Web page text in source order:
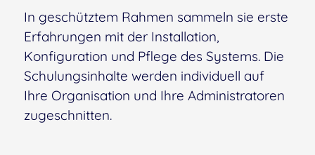
In geschütztem Rahmen sammeln sie erste
Erfahrungen mit der Installation,
Konfiguration und Pflege des Systems. Die
Schulungsinhalte werden individuell auf
Ihre Organisation und Ihre Administratoren
zugeschnitten.